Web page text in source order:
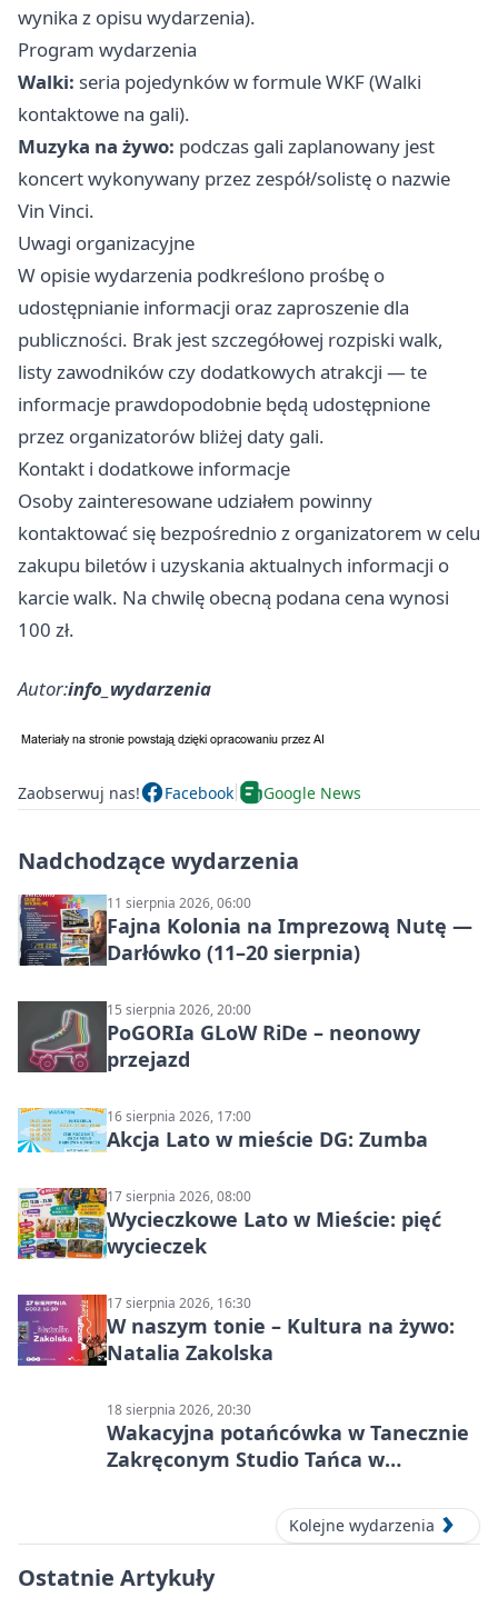
wynika z opisu wydarzenia).
Program wydarzenia
Walki: seria pojedynków w formule WKF (Walki
kontaktowe na gali).
Muzyka na żywo: podczas gali zaplanowany jest
koncert wykonywany przez zespół/solistę o nazwie
Vin Vinci.
Uwagi organizacyjne
W opisie wydarzenia podkreślono prośbę o
udostępnianie informacji oraz zaproszenie dla
publiczności. Brak jest szczegółowej rozpiski walk,
listy zawodników czy dodatkowych atrakcji — te
informacje prawdopodobnie będą udostępnione
przez organizatorów bliżej daty gali.
Kontakt i dodatkowe informacje
Osoby zainteresowane udziałem powinny
kontaktować się bezpośrednio z organizatorem w celu
zakupu biletów i uzyskania aktualnych informacji o
karcie walk. Na chwilę obecną podana cena wynosi
100 zł.
Autor:info_wydarzenia
Zaobserwuj nas! Facebook Google News
Nadchodzące wydarzenia
11 sierpnia 2026, 06:00
Fajna Kolonia na Imprezową Nutę —
Darłówko (11–20 sierpnia)
15 sierpnia 2026, 20:00
PoGORIa GLoW RiDe – neonowy
przejazd
16 sierpnia 2026, 17:00
Akcja Lato w mieście DG: Zumba
17 sierpnia 2026, 08:00
Wycieczkowe Lato w Mieście: pięć
wycieczek
17 sierpnia 2026, 16:30
W naszym tonie – Kultura na żywo:
Natalia Zakolska
18 sierpnia 2026, 20:30
Wakacyjna potańcówka w Tanecznie
Zakręconym Studio Tańca w
Kolejne wydarzenia
Ostatnie Artykuły